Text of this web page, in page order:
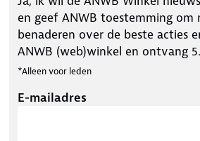
en geef ANWB toestemming om
benaderen over de beste acties
ANWB (web)winkel en ontvang
*Alleen voor leden
E-mailadres